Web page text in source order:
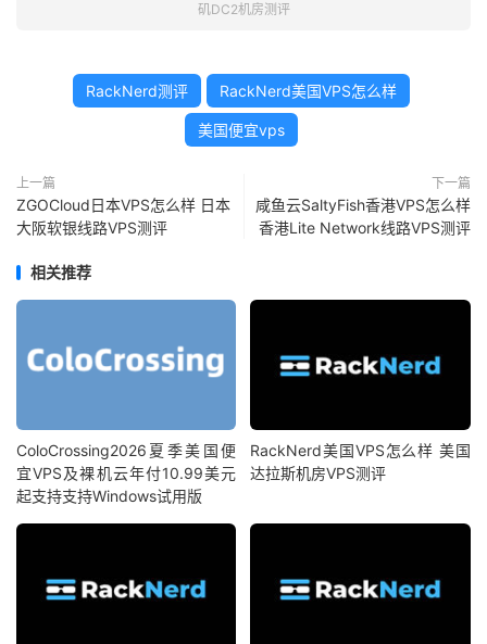
矶DC2机房测评
RackNerd测评 RackNerd美国VPS怎么样
美国便宜vps
上一篇
ZGOCloud日本VPS怎么样 日本
大阪软银线路VPS测评
下一篇
咸鱼云SaltyFish香港VPS怎么样
香港Lite Network线路VPS测评
相关推荐
ColoCrossing2026夏季美国便
宜VPS及裸机云年付10.99美元
起支持支持Windows试用版
RackNerd美国VPS怎么样 美国
达拉斯机房VPS测评